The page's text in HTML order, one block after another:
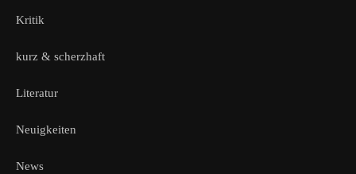
Kritik
kurz & scherzhaft
Literatur
Neuigkeiten
News